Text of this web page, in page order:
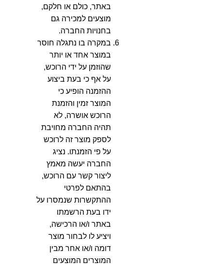
באתר, כולם או חלקם,
מוצעים למכירה גם
בחנויות החברה.
במקרה בו נתגלה חוסר
במוצר אחד או יותר
שהוזמן על ידי הרוכש,
על אף כי בעת ביצוע
ההזמנה הופיע כי
המוצר זמין והזמנת
הרוכש אושרה, לא
תהיה החברה מחויבת
לספק מוצר זה לרוכש
על פי הזמנתו. נציג
החברה יעשה מאמץ
ליצור קשר עם הרוכש,
בהתאם לפרטי
ההתקשרות שנמסרו על
ידו בעת הרשמתו
באתר ו/או הרכישה,
ויציע לו לבחור מוצר
דומה ו/או אחר מבין
המוצרים המוצעים